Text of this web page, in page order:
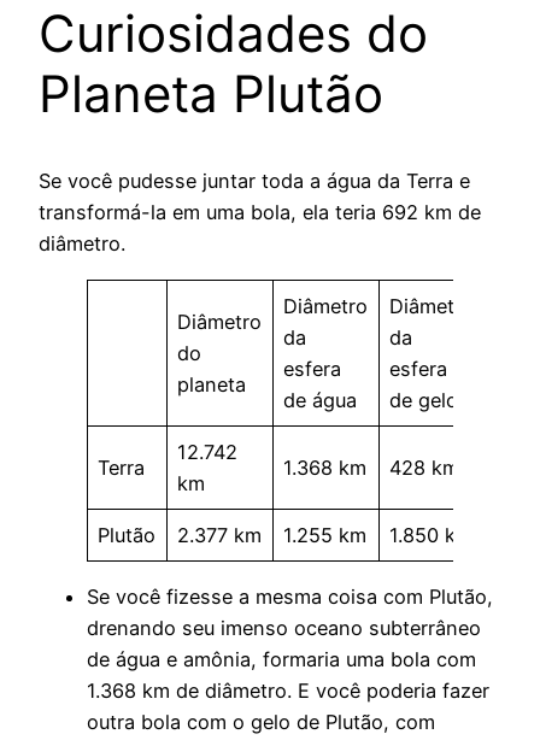
Curiosidades do
Planeta Plutão
Se você pudesse juntar toda a água da Terra e
transformá-la em uma bola, ela teria 692 km de
diâmetro.
Diâmetro
do
planeta
Diâmetro
da
esfera
de água
Diâmetro
da
esfera
de gelo
Terra
12.742
km
1.368 km 428 km
Plutão 2.377 km 1.255 km 1.850 km
Se você fizesse a mesma coisa com Plutão,
drenando seu imenso oceano subterrâneo
de água e amônia, formaria uma bola com
1.368 km de diâmetro. E você poderia fazer
outra bola com o gelo de Plutão, com